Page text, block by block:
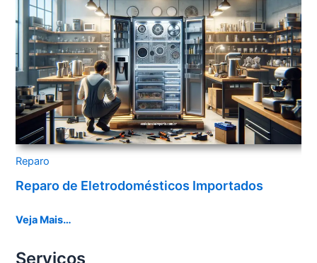
Reparo
Reparo de Eletrodomésticos Importados
Veja Mais…
Serviços